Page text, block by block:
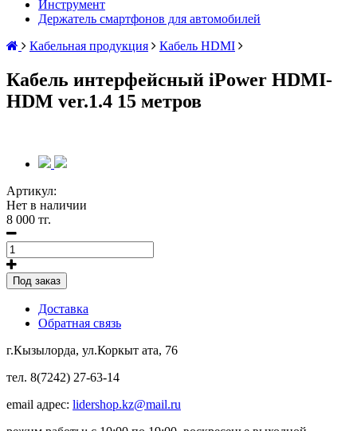
Инструмент
Держатель смартфонов для автомобилей
Кабельная продукция
Кабель HDMI
Кабель интерфейсный iPower HDMI-
HDM ver.1.4 15 метров
Артикул:
Нет в наличии
8 000 тг.
Под заказ
Доставка
Обратная связь
г.Кызылорда, ул.Коркыт ата, 76
тел. 8(7242) 27-63-14
email адрес: lidershop.kz@mail.ru